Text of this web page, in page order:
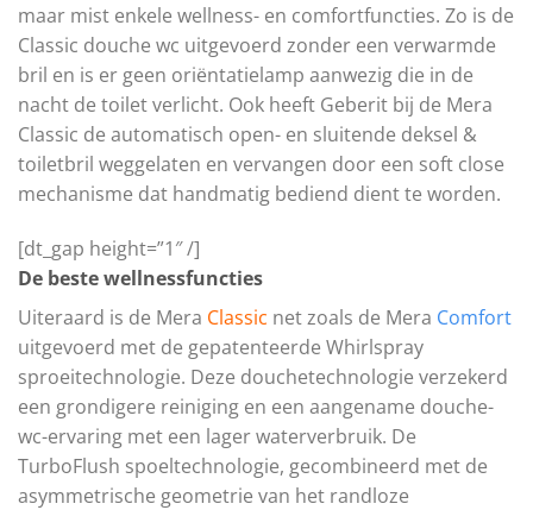
maar mist enkele wellness- en comfortfuncties. Zo is de
Classic douche wc uitgevoerd zonder een verwarmde
bril en is er geen oriëntatielamp aanwezig die in de
nacht de toilet verlicht. Ook heeft Geberit bij de Mera
Classic de automatisch open- en sluitende deksel &
toiletbril weggelaten en vervangen door een soft close
mechanisme dat handmatig bediend dient te worden.
[dt_gap height=”1″ /]
De beste wellnessfuncties
Uiteraard is de Mera Classic net zoals de Mera Comfort
uitgevoerd met de gepatenteerde Whirlspray
sproeitechnologie. Deze douchetechnologie verzekerd
een grondigere reiniging en een aangename douche-
wc-ervaring met een lager waterverbruik. De
TurboFlush spoeltechnologie, gecombineerd met de
asymmetrische geometrie van het randloze